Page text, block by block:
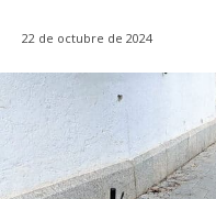
22 de octubre de 2024